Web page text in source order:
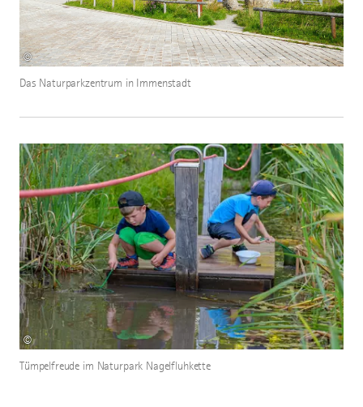
©
Das Naturparkzentrum in Immenstadt
©
Tümpelfreude im Naturpark Nagelfluhkette